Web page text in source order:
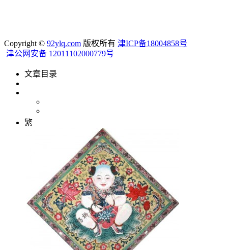
Copyright © 92ylq.com 版权所有 津ICP备18004858号
津公网安备 12011102000779号
文章目录
繁